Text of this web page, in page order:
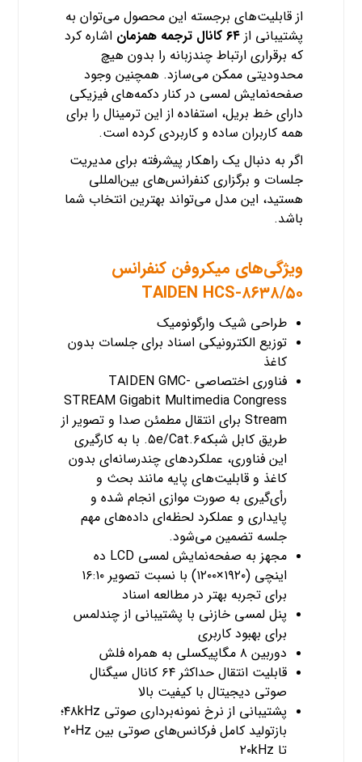
از قابلیت‌های برجسته این محصول می‌توان به
پشتیبانی از۶۴ کانال ترجمه همزمان
اشاره کرد
که برقراری ارتباط چندزبانه را بدون هیچ
محدودیتی ممکن می‌سازد. همچنین وجود
صفحه‌نمایش لمسی در کنار دکمه‌های فیزیکی
دارای خط بریل، استفاده از این ترمینال را برای
همه کاربران ساده و کاربردی کرده است.
اگر به دنبال یک راهکار پیشرفته برای مدیریت
جلسات و برگزاری کنفرانس‌های بین‌المللی
هستید، این مدل می‌تواند بهترین انتخاب شما
باشد.
ویژگی‌های میکروفن کنفرانس
TAIDEN HCS-۸۶۳۸/۵۰
طراحی شیک وارگونومیک
توزیع الکترونیکی اسناد برای جلسات بدون
کاغذ
فناوری اختصاصی TAIDEN GMC-
STREAM Gigabit Multimedia Congress
Stream برای انتقال مطمئن صدا و تصویر از
طریق کابل شبکه۵e/Cat.۶. با به کارگیری
این فناوری، عملکردهای چندرسانه‌ای بدون
کاغذ و قابلیت‌های پایه مانند بحث و
رأی‌گیری به صورت موازی انجام شده و
پایداری و عملکرد لحظه‌ای داده‌های مهم
جلسه تضمین می‌شود.
مجهز به صفحه‌نمایش لمسی LCD ده
اینچی (۱۹۲۰×۱۲۰۰) با نسبت تصویر ۱۶:۱۰
برای تجربه بهتر در مطالعه اسناد
پنل لمسی خازنی با پشتیبانی از چندلمس
برای بهبود کاربری
دوربین ۸ مگاپیکسلی به همراه فلش
قابلیت انتقال حداکثر ۶۴ کانال سیگنال
صوتی دیجیتال با کیفیت بالا
پشتیبانی از نرخ نمونه‌برداری صوتی ۴۸kHz؛
بازتولید کامل فرکانس‌های صوتی بین ۲۰Hz
تا ۲۰kHz